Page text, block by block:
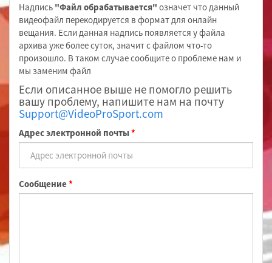
Надпись "Файл обрабатывается" означет что данный
видеофайл перекодируется в формат для онлайн
вещания. Если данная надпись появляется у файла
архива уже более суток, значит с файлом что-то
произошло. В таком случае сообщите о проблеме нам и
мы заменим файл
Если описанное выше не помогло решить
вашу проблему, напишите нам на почту
Support@VideoProSport.com
Адрес электронной почты *
Сообщение*